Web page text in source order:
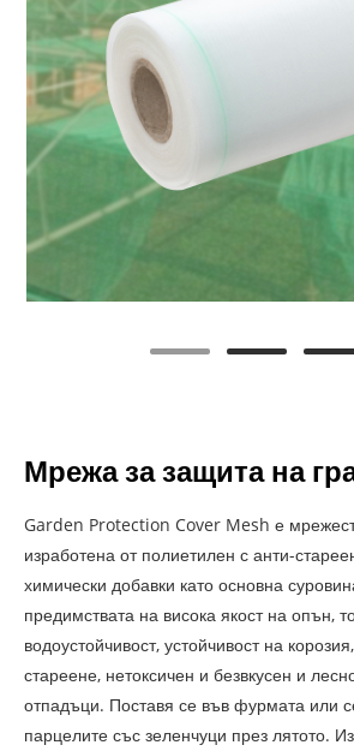
Мрежа за защита на
Garden Protection Cover Mesh е
изработена от полиетилен с анти-
химически добавки като основна
предимствата на висока якост на опън,
водоустойчивост, устойчивост на
стареене, нетоксичен и безвкусен и
отпадъци. Поставя се във фурмата или
парцелите със зеленчуци през лятото.